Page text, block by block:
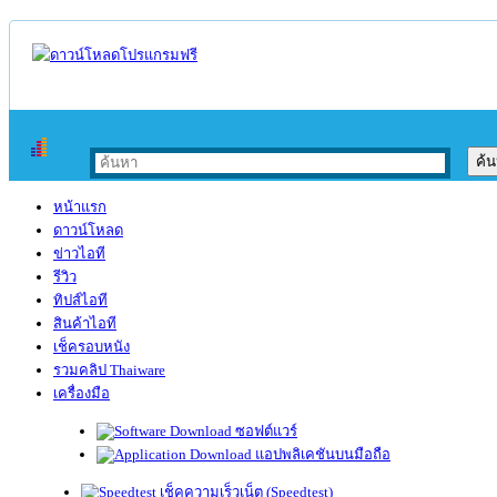
หน้าแรก
ดาวน์โหลด
ข่าวไอที
รีวิว
ทิปส์ไอที
สินค้าไอที
เช็ครอบหนัง
รวมคลิป Thaiware
เครื่องมือ
ซอฟต์แวร์
แอปพลิเคชันบนมือถือ
เช็คความเร็วเน็ต (Speedtest)